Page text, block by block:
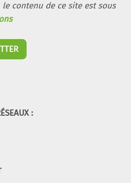
contenu de ce site est sous
: